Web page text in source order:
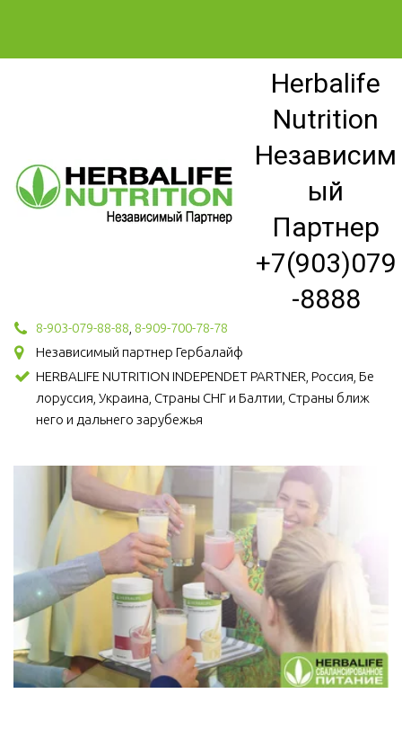
Herbalife
Nutrition
Независим
ый
Партнер
+7(903)079
-8888
8-903-079-88-88 8-909-700-78-78
Независимый партнер Гербалайф
HERBALIFE NUTRITION INDEPENDET PARTNER, Россия, Бе
лоруссия, Украина, Страны СНГ и Балтии, Страны ближ
него и дальнего зарубежья